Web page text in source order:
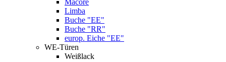
Macore
Limba
Buche "EE"
Buche "RR"
europ. Eiche "EE"
WE-Türen
Weißlack